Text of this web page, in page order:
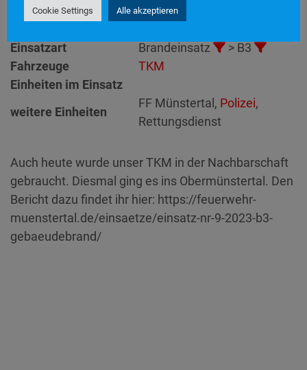
Alarmierungszeitpunkt20. März 2023 15:26
Einsatzart
Brandeinsatz
> B3
Fahrzeuge
TKM
Einheiten im Einsatz
weitere Einheiten
FF Münstertal, Polizei,
Rettungsdienst
Auch heute wurde unser TKM in der Nachbarschaft
gebraucht. Diesmal ging es ins Obermünstertal. Den
Bericht dazu findet ihr hier: https://feuerwehr-
muenstertal.de/einsaetze/einsatz-nr-9-2023-b3-
gebaeudebrand/
Cookie Settings Alle akzeptieren